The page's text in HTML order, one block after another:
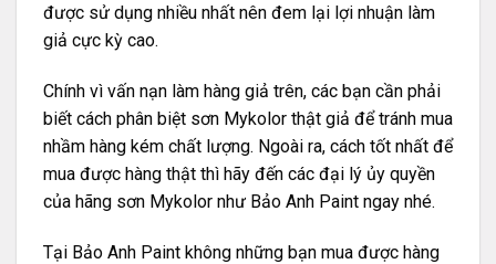
được sử dụng nhiều nhất nên đem lại lợi nhuận làm
giả cực kỳ cao.
Chính vì vấn nạn làm hàng giả trên, các bạn cần phải
biết cách phân biệt sơn Mykolor thật giả để tránh mua
nhầm hàng kém chất lượng. Ngoài ra, cách tốt nhất để
mua được hàng thật thì hãy đến các đại lý ủy quyền
của hãng sơn Mykolor như Bảo Anh Paint ngay nhé.
Tại Bảo Anh Paint không những bạn mua được hàng